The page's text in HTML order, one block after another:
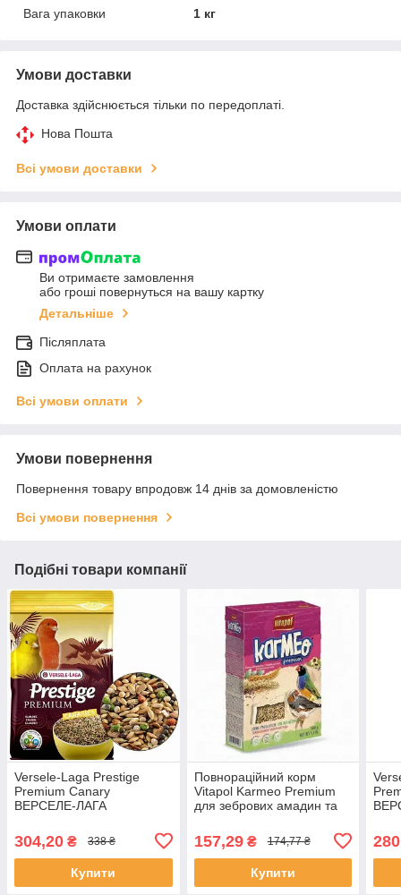
Вага упаковки
1 кг
Умови доставки
Доставка здійснюється тільки по передоплаті.
Нова Пошта
Всі умови доставки
Умови оплати
Ви отримаєте замовлення
або гроші повернуться на вашу картку
Детальніше
Післяплата
Оплата на рахунок
Всі умови оплати
Умови повернення
Повернення товару впродовж 14 днів за домовленістю
Всі умови повернення
Подібні товари компанії
Versele-Laga Prestige
Premium Canary
ВЕРСЕЛЕ-ЛАГА
КАНАРЕЙКА
повнораційний корм для
канарок, Якість
304,20 ₴ 338 ₴
Купити
Повнораційний корм
Vitapol Karmeo Premium
для зебрових амадин та
Якість
157,29₴ 174,77 ₴
Купити
для